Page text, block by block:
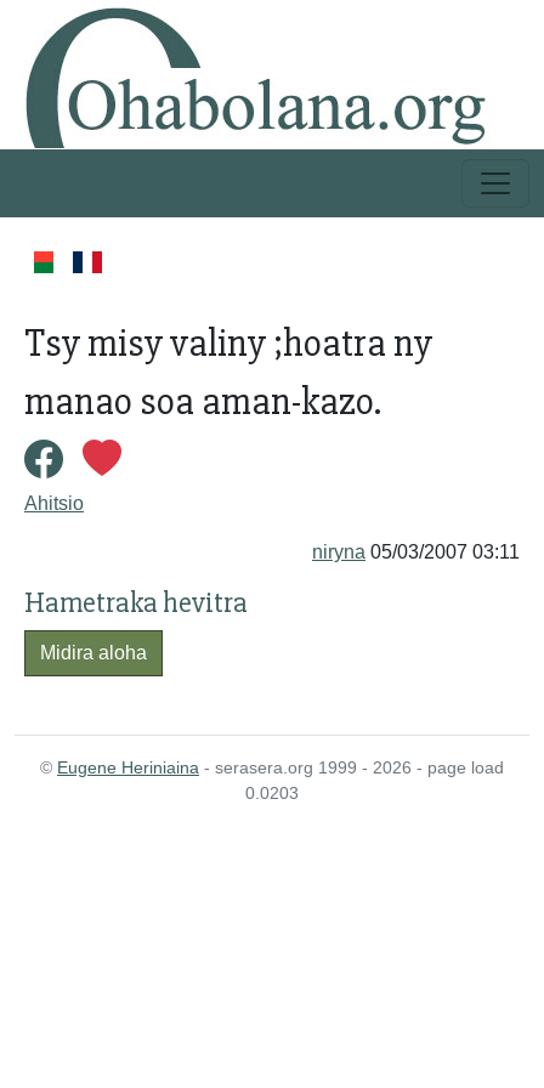
Tsy misy valiny ;hoatra ny
manao soa aman-kazo.
Ahitsio
niryna 05/03/2007 03:11
Hametraka hevitra
Midira aloha
© Eugene Heriniaina - serasera.org 1999 - 2026 - page load
0.0203